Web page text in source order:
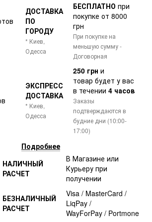
ДОСТАВКА
ПО
ГОРОДУ
* Киев,
Одесса
БЕСПЛАТНО при
покупке от 8000
грн
При покупке на
меньшую сумму -
Договорная
ЭКСПРЕСС
ДОСТАВКА
* Киев,
Одесса
250 грн и
товар будет у вас
в течении 4 часов
Заказы
подтверждаются в
будние дни (10:00-
17:00)
Подробнее
НАЛИЧНЫЙ
РАСЧЕТ
В Магазине или
Курьеру при
получении
БЕЗНАЛИЧНЫЙ
РАСЧЕТ
Visa / MasterCard /
LiqPay /
WayForPay / Portmone